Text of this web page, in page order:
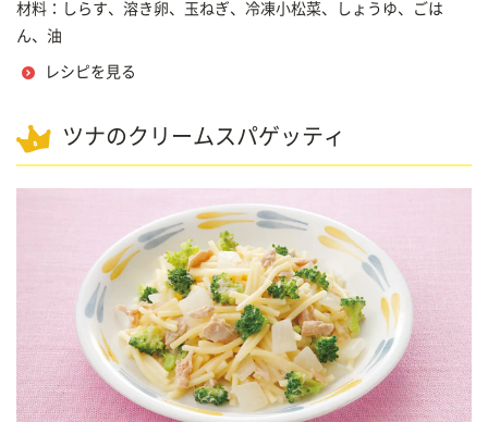
材料：しらす、溶き卵、玉ねぎ、冷凍小松菜、しょうゆ、ごは
ん、油
レシピを見る
ツナのクリームスパゲッティ